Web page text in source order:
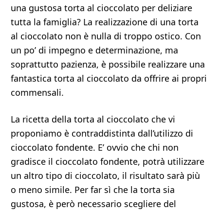
una gustosa torta al cioccolato per deliziare
tutta la famiglia? La realizzazione di una torta
al cioccolato non è nulla di troppo ostico. Con
un po’ di impegno e determinazione, ma
soprattutto pazienza, è possibile realizzare una
fantastica torta al cioccolato da offrire ai propri
commensali.
La ricetta della torta al cioccolato che vi
proponiamo è contraddistinta dall’utilizzo di
cioccolato fondente. E’ ovvio che chi non
gradisce il cioccolato fondente, potrà utilizzare
un altro tipo di cioccolato, il risultato sarà più
o meno simile. Per far sì che la torta sia
gustosa, è però necessario scegliere del